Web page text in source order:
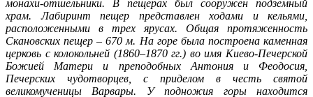
монахи-отшельники. В пещерах был сооружен подземный
храм. Лабиринт пещер представлен ходами и кельями,
расположенными в трех ярусах. Общая протяженность
Скановских пещер – 670 м. На горе была построена каменная
церковь с колокольней (1860–1870 гг.) во имя Киево-Печерской
Божией Матери и преподобных Антония и Феодосия,
Печерских чудотворцев, с приделом в честь святой
великомученицы Варвары. У подножия горы находится